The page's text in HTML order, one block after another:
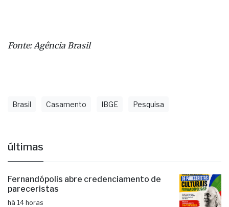
Fonte: Agência Brasil
Brasil Casamento IBGE Pesquisa
últimas
Fernandópolis abre credenciamento de
pareceristas
há 14 horas